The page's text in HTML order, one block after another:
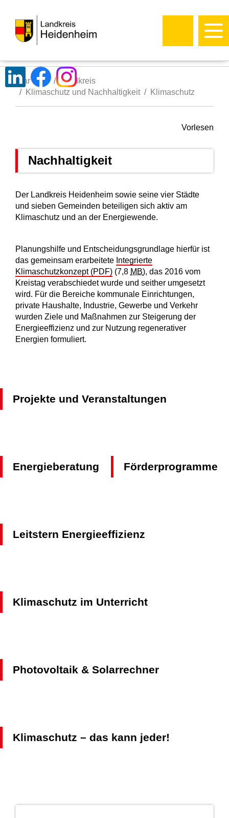
Startseite
Landkreis
Klimaschutz und Nachhaltigkeit
Klimaschutz
Vorlesen
Nachhaltigkeit
Der Landkreis Heidenheim sowie seine vier Städte
und sieben Gemeinden beteiligen sich aktiv am
Klimaschutz und an der Energiewende.
Planungshilfe und Entscheidungsgrundlage hierfür ist
das gemeinsam erarbeitete Integrierte
Klimaschutzkonzept (PDF) (7,8 MB), das 2016 vom
Kreistag verabschiedet wurde und seither umgesetzt
wird. Für die Bereiche kommunale Einrichtungen,
private Haushalte, Industrie, Gewerbe und Verkehr
wurden Ziele und Maßnahmen zur Steigerung der
Energieeffizienz und zur Nutzung regenerativer
Energien formuliert.
Projekte und Veranstaltungen
Energieberatung Förderprogramme
Leitstern Energieeffizienz
Klimaschutz im Unterricht
Photovoltaik & Solarrechner
Klimaschutz – das kann jeder!